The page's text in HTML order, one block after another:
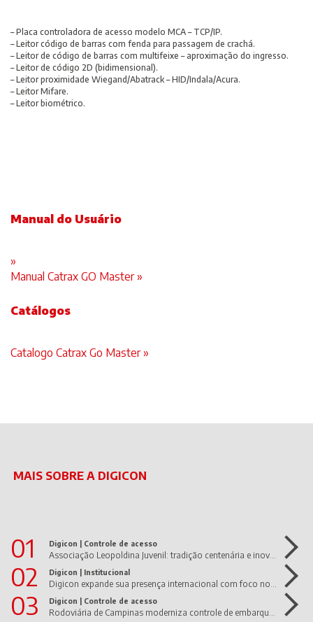
– Placa controladora de acesso modelo MCA – TCP/IP.
– Leitor código de barras com fenda para passagem de crachá.
– Leitor de código de barras com multifeixe – aproximação do ingresso.
– Leitor de código 2D (bidimensional).
– Leitor proximidade Wiegand/Abatrack – HID/Indala/Acura.
– Leitor Mifare.
– Leitor biométrico.
Manual do Usuário
»
Manual Catrax GO Master »
Catálogos
Catalogo Catrax Go Master »
MAIS SOBRE A DIGICON
01 Digicon | Controle de acesso
Associação Leopoldina Juvenil: tradição centenária e inovação em movimento!
02 Digicon | Institucional
Digicon expande sua presença internacional com foco nos Estados Unidos e América Latina
03 Digicon | Controle de acesso
Rodoviária de Campinas moderniza controle de embarque com dGate UltraWide da Digicon